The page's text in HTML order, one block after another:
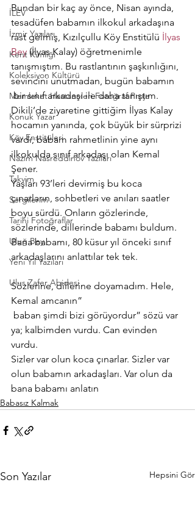
İLEV
İzmir Yazıları
Kent Kimliği
Koleksiyon Kültürü
Memleket Hastaneleri Fotoğraf Proje
Konuk Yazar
Köy Enstitüleri
Nazim Nasreddinov Yazıları
Takvim
Sergilerim
Tarihi Fotoğraflar
Uluğ Bey
Yeni Yıl Yazıları
Ulus Zafer Abidesi
Bundan bir kaç ay önce, Nisan ayında,
tesadüfen babamın ilkokul arkadaşına
rast gelmiş, Kızılçullu Köy Enstitülü İlyas
Bey (İlyas Kalay) öğretmenimle
tanışmıştım. Bu rastlantının şaşkınlığını,
sevincini unutmadan, bugün babamın
bir sınıf arkadaşı ile daha tanıştım.
Dikili’de ziyaretine gittiğim İlyas Kalay
hocamın yanında, çok büyük bir sürprizi
vardı; babam rahmetlinin yine aynı
ilkokulda sınıf arkadaşı olan Kemal
Şener.
Yaşları 93’leri devirmiş bu koca
çınarların, sohbetleri ve anıları saatler
boyu sürdü. Onların gözlerinde,
sözlerinde, dillerinde babamı buldum.
Bana babamı, 80 küsur yıl önceki sınıf
arkadaşlarını anlattılar tek tek.
Sözlerine, dillerine doyamadım. Hele,
Kemal amcanın”
ya; kalbimden vurdu. Can evinden
vurdu.
Sizler var olun koca çınarlar. Sizler var
olun babamın arkadaşları. Var olun da
bana babamı anlatın
Babasız Kalmak
Son Yazılar Hepsini Gör